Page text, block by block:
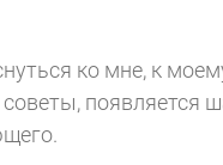
ко мне, к
появляется